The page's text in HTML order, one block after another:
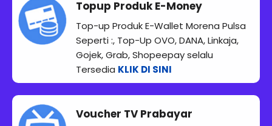
Topup Produk E-Money
Top-up Produk E-Wallet Morena Pulsa
Seperti :, Top-Up OVO, DANA, Linkaja,
Gojek, Grab, Shopeepay selalu
Tersedia KLIK DI SINI
Voucher TV Prabayar